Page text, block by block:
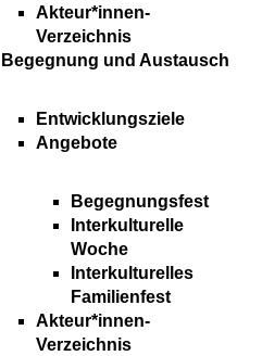
Akteur*innen-
Verzeichnis
Begegnung und Austausch
Entwicklungsziele
Angebote
Begegnungsfest
Interkulturelle
Woche
Interkulturelles
Familienfest
Akteur*innen-
Verzeichnis